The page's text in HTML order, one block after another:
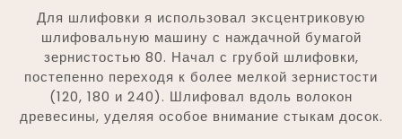
Для шлифовки я использовал эксцентриковую
шлифовальную машину с наждачной бумагой
зернистостью 80. Начал с грубой шлифовки,
постепенно переходя к более мелкой зернистости
(120, 180 и 240). Шлифовал вдоль волокон
древесины, уделяя особое внимание стыкам досок.